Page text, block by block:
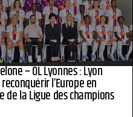
– OL Lyonnes : Lyon
l’Europe en
de la Ligue des champions